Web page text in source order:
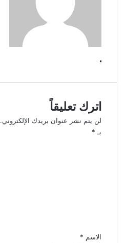
.
اترك تعليقاً
لن يتم نشر عنوان بريدك الإلكتروني.
بـ *
الاسم *